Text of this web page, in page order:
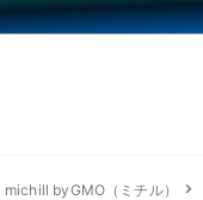
michill byGMO（ミチル）